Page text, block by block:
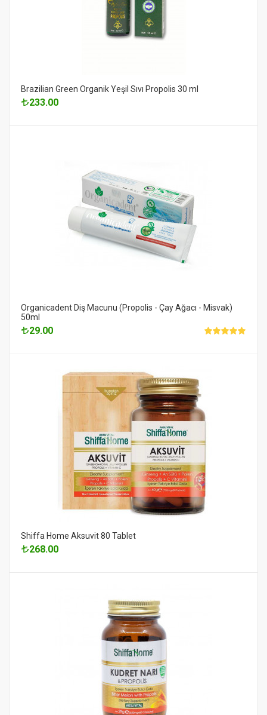
Brazilian Green Organik Yeşil Sıvı Propolis 30 ml
233.00
Organicadent Diş Macunu (Propolis - Çay Ağacı - Misvak)
50ml
29.00
Shiffa Home Aksuvit 80 Tablet
268.00